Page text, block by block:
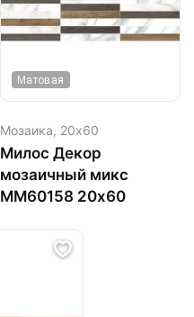
Матовая
Мозаика, 20х60
Милос Декор
мозаичный микс
MM60158 20х60